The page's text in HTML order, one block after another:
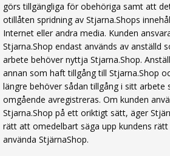
görs tillgängliga för obehöriga samt att
otillåten spridning av Stjarna.Shops
Internet eller andra media. Kunden
Stjarna.Shop endast används av anställd
arbete behöver nyttja Stjarna.Shop.
annan som haft tillgång till Stjarna.Shop
längre behöver sådan tillgång i sitt arbete
omgående avregistreras. Om kunden
Stjarna.Shop på ett oriktigt sätt, äger
rätt att omedelbart säga upp kundens
använda StjärnaShop.